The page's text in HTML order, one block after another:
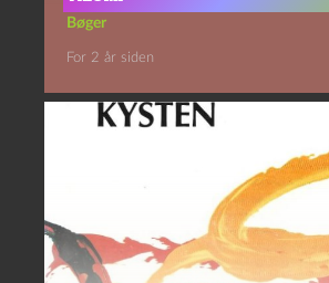
Bøger
For 2 år siden